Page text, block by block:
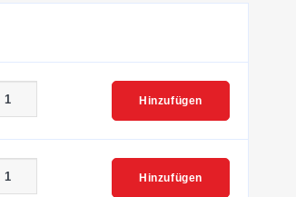
Hinzufügen
Hinzufügen